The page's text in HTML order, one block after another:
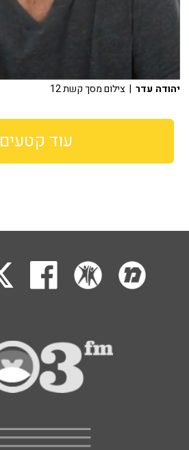
יהודה עדר | צילום מסך קשת 12
עוד קטעים